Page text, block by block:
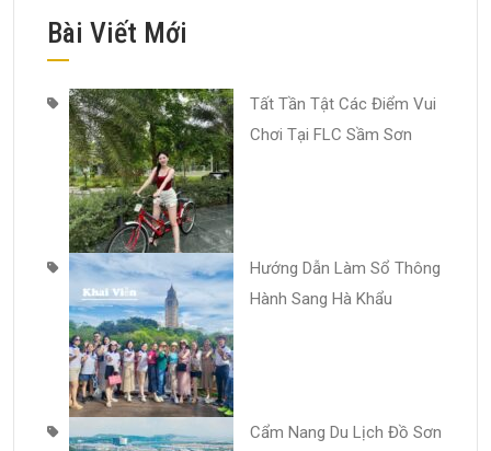
Bài Viết Mới
Tất Tần Tật Các Điểm Vui
Chơi Tại FLC Sầm Sơn
Hướng Dẫn Làm Sổ Thông
Hành Sang Hà Khẩu
Cẩm Nang Du Lịch Đồ Sơn